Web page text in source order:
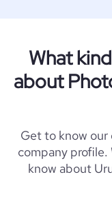
What
about
Get to know our
company
know about